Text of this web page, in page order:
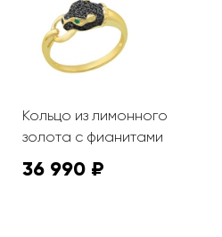
Кольцо из лимонного
золота с фианитами
36 990 ₽